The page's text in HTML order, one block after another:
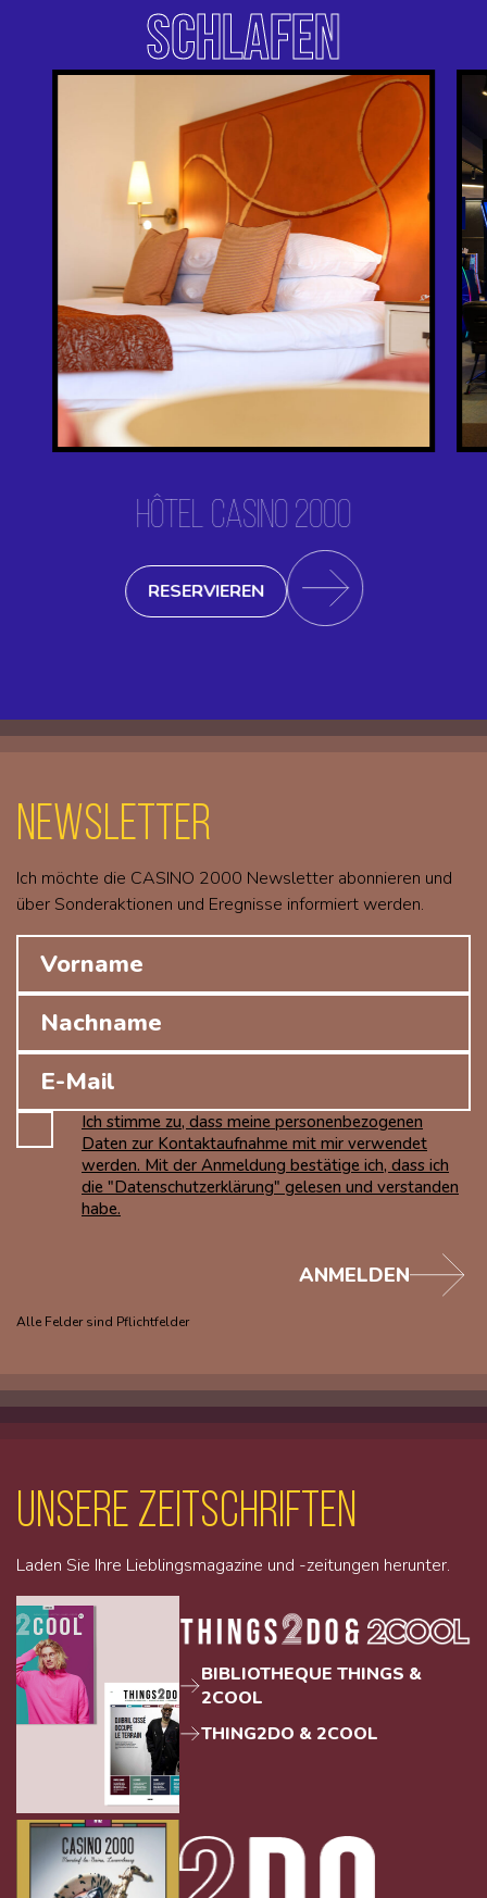
SCHLAFEN
HÔTEL CASINO 2000
RESERVIEREN
Newsletter
Ich möchte die CASINO 2000 Newsletter abonnieren und
über Sonderaktionen und Eregnisse informiert werden.
Ich stimme zu, dass meine personenbezogenen
Daten zur Kontaktaufnahme mit mir verwendet
werden. Mit der Anmeldung bestätige ich, dass ich
die "Datenschutzerklärung" gelesen und verstanden
habe.
Alle Felder sind Pflichtfelder
ANMELDEN
unsere Zeitschriften
Laden Sie Ihre Lieblingsmagazine und -zeitungen herunter.
BIBLIOTHEQUE THINGS &
2COOL
THING2DO & 2COOL